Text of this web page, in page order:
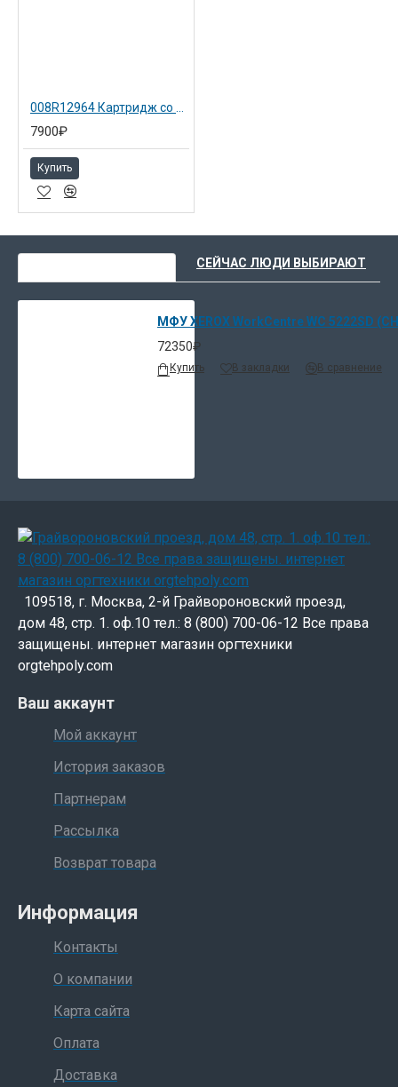
7900₽
Купить
СЕЙЧАС ЛЮДИ ВЫБИРАЮТ
МФУ XEROX WorkCentre WC 5222SD
72350₽
Купить В закладки В сравнение
109518, г. Москва, 2-й Грайвороновский проезд,
дом 48, стр. 1. оф.10 тел.: 8 (800) 700-06-12 Все права
защищены. интернет магазин оргтехники
orgtehpoly.com
Ваш аккаунт
Мой аккаунт
История заказов
Партнерам
Рассылка
Возврат товара
Информация
Контакты
О компании
Карта сайта
Оплата
Доставка